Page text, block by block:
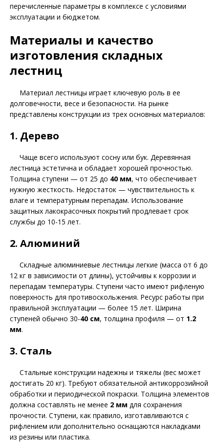
перечисленные параметры в комплексе с условиями
эксплуатации и бюджетом.
Материалы и качество
изготовления складных
лестниц
Материал лестницы играет ключевую роль в ее
долговечности, весе и безопасности. На рынке
представлены конструкции из трех основных материалов:
1. Дерево
Чаще всего используют сосну или бук. Деревянная
лестница эстетична и обладает хорошей прочностью.
Толщина ступени — от 25 до 40 мм, что обеспечивает
нужную жесткость. Недостаток — чувствительность к
влаге и температурным перепадам. Использование
защитных лакокрасочных покрытий продлевает срок
службы до 10-15 лет.
2. Алюминий
Складные алюминиевые лестницы легкие (масса от 6 до
12 кг в зависимости от длины), устойчивы к коррозии и
перепадам температуры. Ступени часто имеют рифленую
поверхность для противоскольжения. Ресурс работы при
правильной эксплуатации — более 15 лет. Ширина
ступеней обычно 30-40 см, толщина профиля — от 1.2
мм.
3. Сталь
Стальные конструкции надежны и тяжелы (вес может
достигать 20 кг). Требуют обязательной антикоррозийной
обработки и периодической покраски. Толщина элементов
должна составлять не менее 2 мм для сохранения
прочности. Ступени, как правило, изготавливаются с
рифлением или дополнительно оснащаются накладками
из резины или пластика.